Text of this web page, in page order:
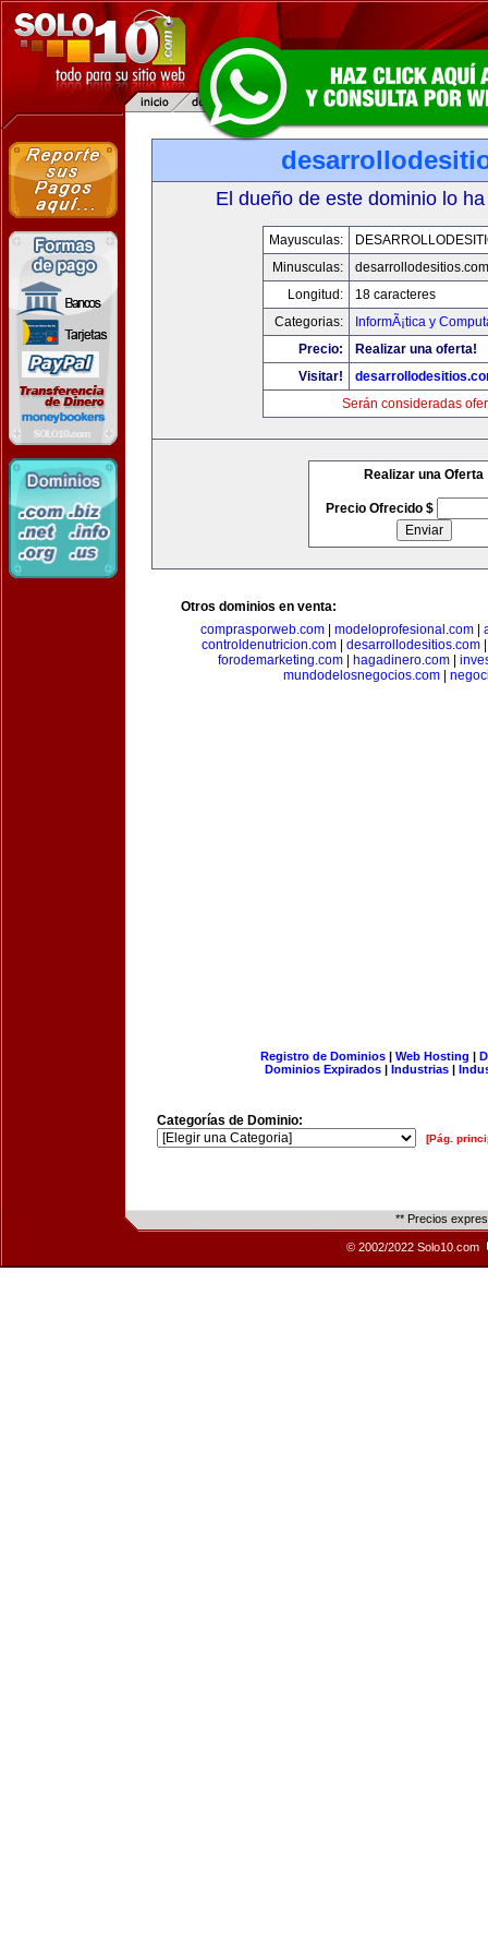
El dueño de este dominio lo
Mayusculas:
Minusculas:
desarrollodesitios.com
Longitud:
18 caracteres
Categorias:
InformÃ¡tica y
Precio:
Realizar una oferta!
Visitar!
Serán consideradas
Realizar una Oferta
Precio Ofrecido $
Otros dominios en venta:
comprasporweb.com| modeloprofesional.com|
controldenutricion.com
desarrollodesitios.com
forodemarketing.com| hagadinero.com|
mundodelosnegocios.com
Registro de Dominios| Web Hosting |
Dominios Expirados | Industrias |
Categorías de Dominio:
[Pág.
** Precios
© 2002/2022 Solo10.com